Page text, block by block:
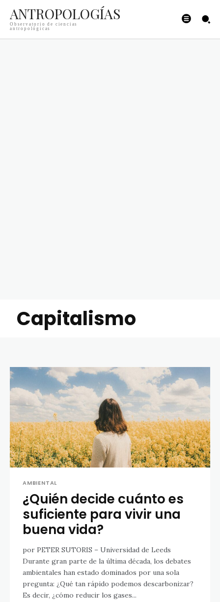
ANTROPOLOGÍAS
Observatorio de ciencias
antropológicas
Capitalismo
AMBIENTAL
¿Quién decide cuánto es
suficiente para vivir una
buena vida?
por PETER SUTORIS – Universidad de Leeds
Durante gran parte de la última década, los debates
ambientales han estado dominados por una sola
pregunta: ¿Qué tan rápido podemos descarbonizar?
Es decir, ¿cómo reducir los gases...